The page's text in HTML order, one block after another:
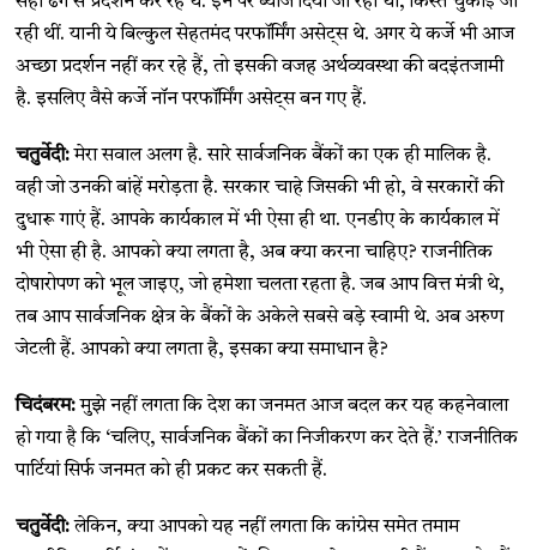
रही थीं. यानी ये बिल्कुल सेहतमंद परफॉर्मिंग असेट्स थे. अगर ये कर्जे भी आज
अच्छा प्रदर्शन नहीं कर रहे हैं, तो इसकी वजह अर्थव्यवस्था की बदइंतजामी
है. इसलिए वैसे कर्जे नॉन परफॉर्मिंग असेट्स बन गए हैं.
चतुर्वेदी:मेरा सवाल अलग है. सारे सार्वजनिक बैंकों का एक ही मालिक है.
वही जो उनकी बांहें मरोड़ता है. सरकार चाहे जिसकी भी हो, वे सरकारों की
दुधारू गाएं हैं. आपके कार्यकाल में भी ऐसा ही था. एनडीए के कार्यकाल में
भी ऐसा ही है. आपको क्या लगता है, अब क्या करना चाहिए? राजनीतिक
दोषारोपण को भूल जाइए, जो हमेशा चलता रहता है. जब आप वित्त मंत्री थे,
तब आप सार्वजनिक क्षेत्र के बैंकों के अकेले सबसे बड़े स्वामी थे. अब अरुण
जेटली हैं. आपको क्या लगता है, इसका क्या समाधान है?
चिदंबरम:मुझे नहीं लगता कि देश का जनमत आज बदल कर यह कहनेवाला
हो गया है कि ‘चलिए, सार्वजनिक बैंकों का निजीकरण कर देते हैं.’ राजनीतिक
पार्टियां सिर्फ जनमत को ही प्रकट कर सकती हैं.
चतुर्वेदी:लेकिन, क्या आपको यह नहीं लगता कि कांग्रेस समेत तमाम